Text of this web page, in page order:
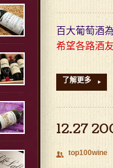
百大葡萄酒
希望各路酒
了解更多 ▸
12.27
👥 top100wine